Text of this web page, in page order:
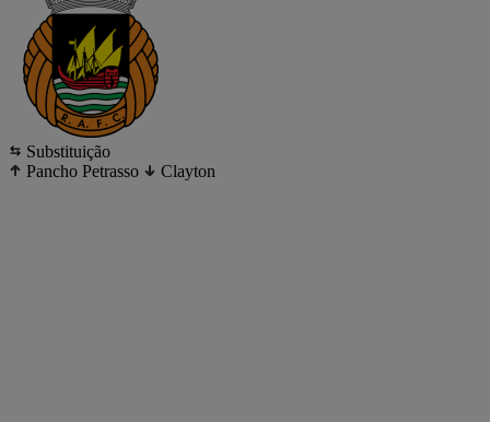
Substituição
Pancho Petrasso
Clayton